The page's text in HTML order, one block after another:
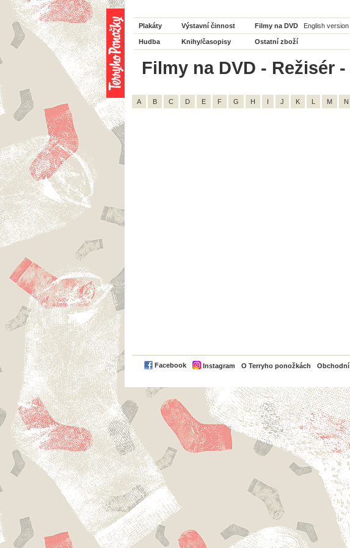
Plakáty Výstavní činnost Filmy na DVD English version
Hudba Knihy/časopisy Ostatní zboží
Filmy na DVD - Režisér
A B C D E F G H I J K L M N
Facebook Instagram O Terryho ponožkách PayPal